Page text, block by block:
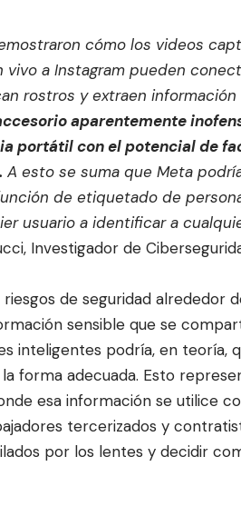
cómo los videos
a Instagram pueden
rostros y extraen
aparentemente
portátil con el potencial de
. A esto se suma que Meta
de etiquetado de
usuario a identificar a
Investigador de
de seguridad alrededor
sensible que se
inteligentes podría, en teoría,
forma adecuada. Esto
esa información se utilice
tercerizados y
por los lentes y decidir